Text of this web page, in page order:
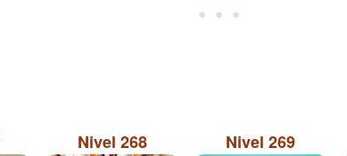
Nivel 268 Nivel 269